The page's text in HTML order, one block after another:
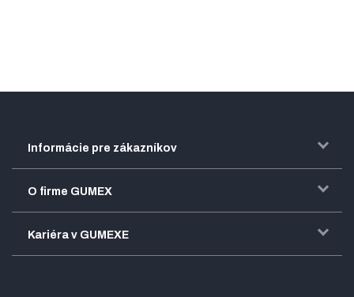
Informácie pre zákazníkov
Doprava a zasielanie tovaru
Obchodné podmienky
O firme GUMEX
Predstavenie firmy GUMEX
Kariéra v GUMEXE